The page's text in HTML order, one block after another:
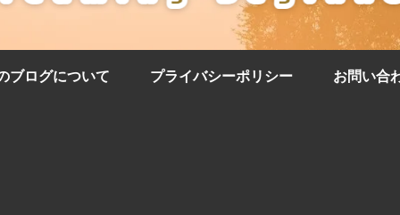
ブログについて プライバシーポリシー お問い合